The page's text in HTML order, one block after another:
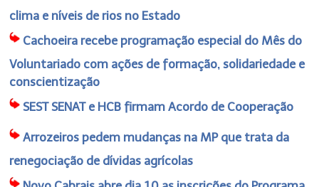
clima e níveis de rios no Estado
Cachoeira recebe programação especial do Mês do
Voluntariado com ações de formação, solidariedade e
conscientização
SEST SENAT e HCB firmam Acordo de Cooperação
Arrozeiros pedem mudanças na MP que trata da
renegociação de dívidas agrícolas